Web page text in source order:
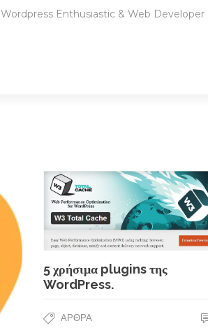
Wordpress Enthusiastic & Web Developer
5 χρήσιμα plugins της
WordPress.
ΆΡΘΡΑ